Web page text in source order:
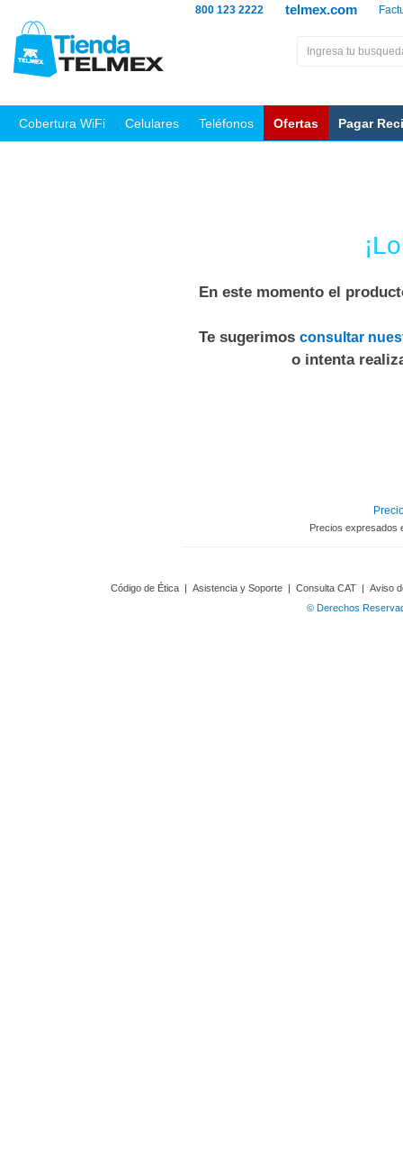
telmex.com
800 123 2222
Cobertura WiFi Celulares Teléfonos Ofertas Pagar
En este momento el
Te sugerimos consultar
o intenta
Precios expresados
Código de Ética | Asistencia y Soporte | Consulta CAT | Aviso
© Derechos